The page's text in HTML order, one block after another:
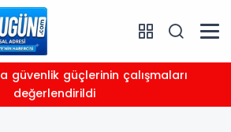
değerlendirildi